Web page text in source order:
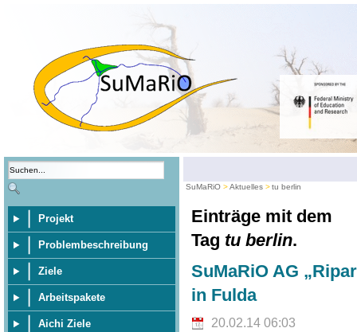
Projekt
Problembeschreibung
Ziele
Arbeitspakete
Aichi Ziele
SuMaRiO Aktuelles tu berlin
Einträge mit dem
Tag tu berlin.
SuMaRiO AG
in Fulda
20.02.14 06:03